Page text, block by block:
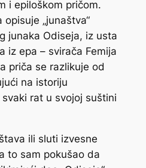
i epiloškom pričom.
„junaštva“
junaka Odiseja, iz usta
iz epa – svirača Femija
priča se razlikuje od
na istoriju
rat u svojoj suštini
ili sluti izvesne
to sam pokušao da